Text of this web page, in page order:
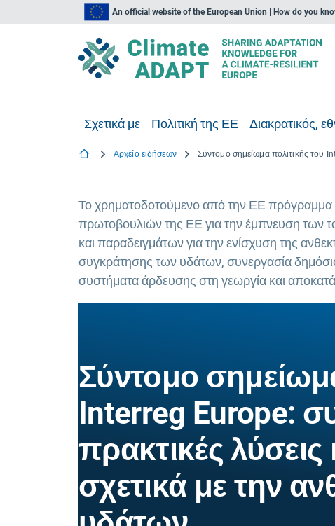
An official website of the European Union | How do you
Σχετικά με Πολιτική της ΕΕ Διακρατικός,
Αρχείο ειδήσεων
Το χρηματοδοτούμενο από την ΕΕ
πρωτοβουλιών της ΕΕ για την έμπνευση των
και παραδειγμάτων για την ενίσχυση της
συγκράτησης των υδάτων, συνεργασία
συστήματα άρδευσης στη γεωργία και
Σύντομο
Interreg Europe:
πρακτικές
σχετικά με την